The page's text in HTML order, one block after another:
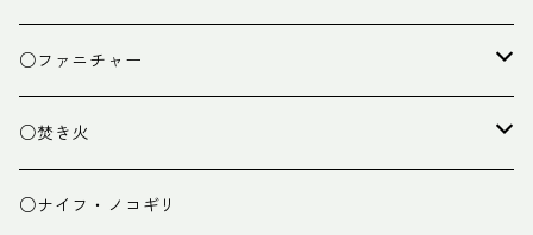
クッキング小物
ペグ・ハンマー・小物
ライト
ランタン
○ファニチャー
テーブル
チェア
○焚き火
焚き火台
○ナイフ・ノコギリ